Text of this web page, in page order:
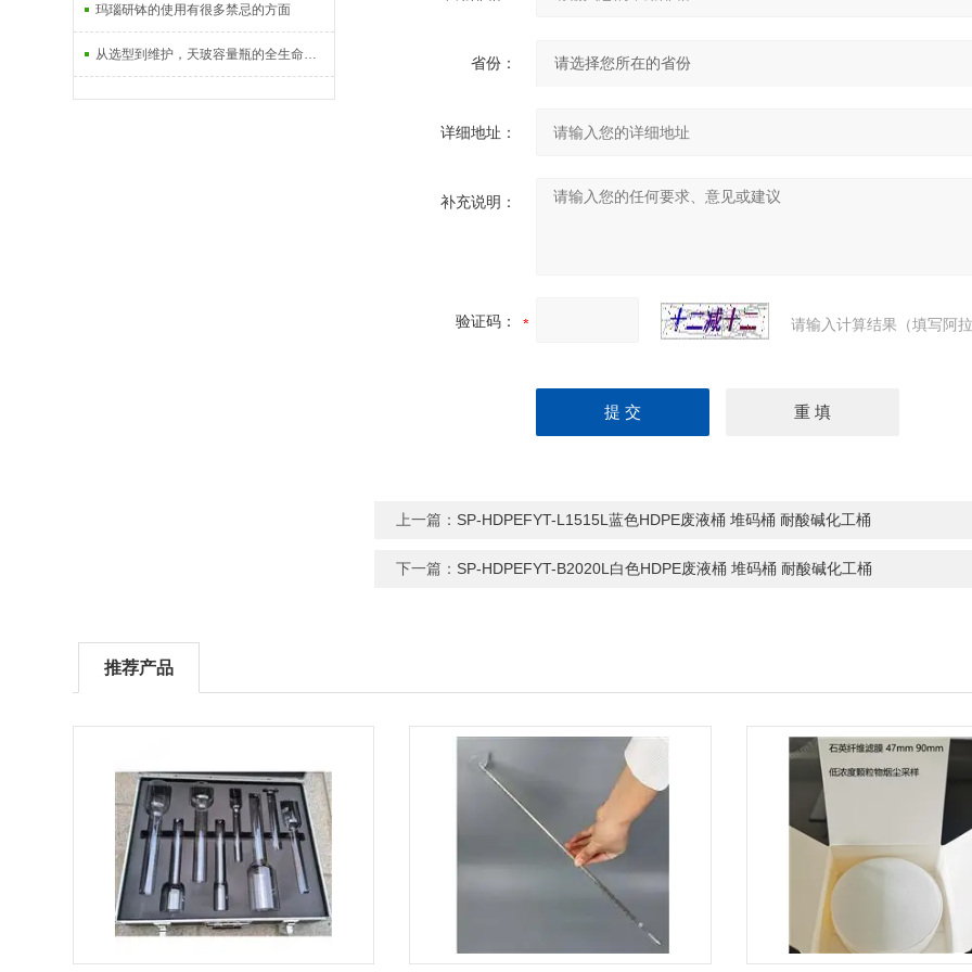
玛瑙研钵的使用有很多禁忌的方面
从选型到维护，天玻容量瓶的全生命周期使用指南 省份：
详细地址：
补充说明：
验证码： 请输入计算结果（填写阿
上一篇： SP-HDPEFYT-L1515L蓝色HDPE废液桶 堆码桶 耐酸碱化工桶
下一篇： SP-HDPEFYT-B2020L白色HDPE废液桶 堆码桶 耐酸碱化工桶
推荐产品